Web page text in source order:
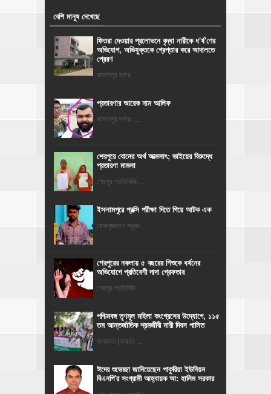
বেশি মানুষ দেখেছে
ফিতরা দেওয়ার প্রলোভনে বৃদ্ধা নারীকে ধ'র্ষ'ণের
অভিযোগ, অভিযুক্তকে গ্রেপ্তার করে আদালতে
প্রেরণ
জামালপুর দর্পণঃ ...
প্রতারণার আরেক নাম আলিফ
জামালপুর দর্পণঃ ...
শেরপুরে বোনের অর্থ আত্মসাৎ; ভাইয়ের বিরুদ্ধে
প্রতারণা মামলা
শেরপুর প্রতিনিধিঃ ...
ইসলামপুরে প্রক্সি পরীক্ষা দিতে গিয়ে আটক এক
রোকনুজ্জামান সবুজঃ ...
শেরপুরের নকলায় ৫ বছরের শিশুকে ধর্ষনের
অভিযোগে প্রতিবেশী দাদা গ্রেফতার
শেরপুর প্রতিনিধি: ...
পশ্চিমবঙ্গ তৃণমূল মহিলা কংগ্রেসের উদ্যোগে, ১১৫
তম আন্তর্জাতিক শ্রমজীবী নারী দিবস পালিত
কলকাতা (ভারত) ...
ঈদের শুভেচ্ছা জানিয়েছেন পাকুরিয়া ইউনিয়ন
বিএনপি'র সংগ্রামী আহ্বায়ক আ: হালিম সরকার